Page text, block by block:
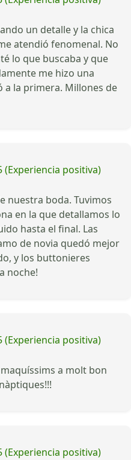
un detalle y la chica
atendió fenomenal. No
lo que buscaba y que
me hizo una
a la primera. Millones de
(Experiencia positiva)
nuestra boda. Tuvimos
en la que detallamos lo
hasta el final. Las
de novia quedó mejor
y los buttonieres
noche!
(Experiencia positiva)
a molt bon
(Experiencia positiva)